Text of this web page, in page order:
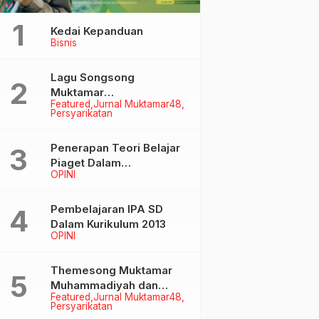
Bisnis
Kedai Kepanduan
Featured Jurnal Muktamar48
Persyarikatan
Lagu Songsong
Muktamar
Muhammadiyah &
Aisyiyah ke-48
OPINI
Penerapan Teori Belajar
Piaget Dalam
Pembelanjaran IPA SD
OPINI
Pembelajaran IPA SD
Dalam Kurikulum 2013
Featured Jurnal Muktamar48
Persyarikatan
Themesong Muktamar
Muhammadiyah dan
Aisyiyah Ke-48